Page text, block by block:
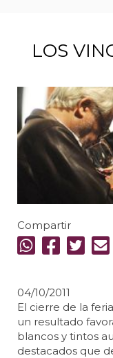
LOS
Compartir
04/10/2011
El cierre de la
un resultado
blancos y tintos
destacados que